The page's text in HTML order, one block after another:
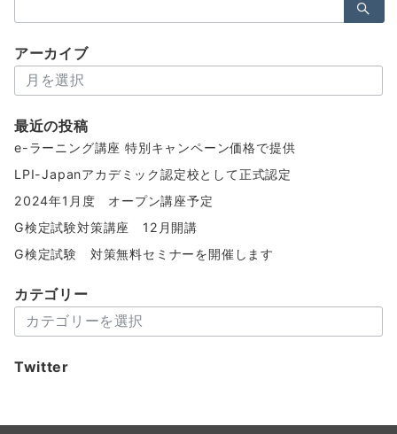
索：
アーカイブ
ー
イ
ブ
最近の投稿
e-ラーニング講座 特別キャンペーン価格で提供
LPI-Japanアカデミック認定校として正式認定
2024年1月度 オープン講座予定
G検定試験対策講座 12月開講
G検定試験 対策無料セミナーを開催します
カテゴリー
テ
リ
Twitter